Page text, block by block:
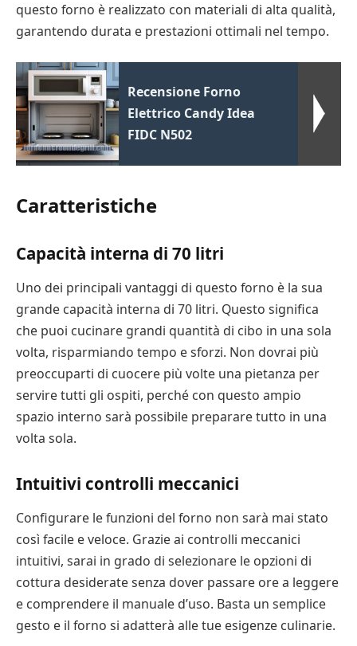
questo forno è realizzato con materiali di alta qualità,
garantendo durata e prestazioni ottimali nel tempo.
Recensione Forno
Elettrico Candy Idea
FIDC N502
Caratteristiche
Capacità interna di 70 litri
Uno dei principali vantaggi di questo forno è la sua
grande capacità interna di 70 litri. Questo significa
che puoi cucinare grandi quantità di cibo in una sola
volta, risparmiando tempo e sforzi. Non dovrai più
preoccuparti di cuocere più volte una pietanza per
servire tutti gli ospiti, perché con questo ampio
spazio interno sarà possibile preparare tutto in una
volta sola.
Intuitivi controlli meccanici
Configurare le funzioni del forno non sarà mai stato
così facile e veloce. Grazie ai controlli meccanici
intuitivi, sarai in grado di selezionare le opzioni di
cottura desiderate senza dover passare ore a leggere
e comprendere il manuale d’uso. Basta un semplice
gesto e il forno si adatterà alle tue esigenze culinarie.